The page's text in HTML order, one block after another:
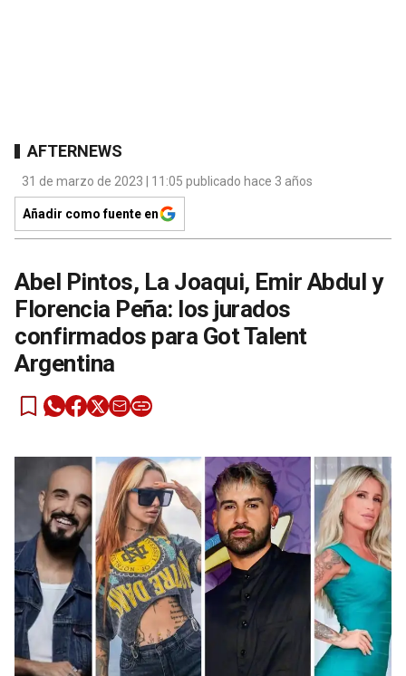
AFTERNEWS
31 de marzo de 2023 | 11:05 publicado hace 3 años
Añadir como fuente en
Abel Pintos, La Joaqui, Emir Abdul y
Florencia Peña: los jurados
confirmados para Got Talent
Argentina